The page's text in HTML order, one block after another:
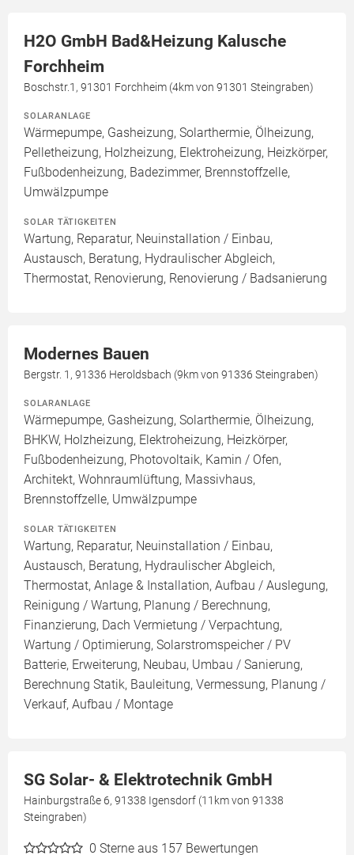
H2O GmbH Bad&Heizung Kalusche
Forchheim
Boschstr.1, 91301 Forchheim (4km von 91301 Steingraben)
SOLARANLAGE
Wärmepumpe, Gasheizung, Solarthermie, Ölheizung,
Pelletheizung, Holzheizung, Elektroheizung, Heizkörper,
Fußbodenheizung, Badezimmer, Brennstoffzelle,
Umwälzpumpe
SOLAR TÄTIGKEITEN
Wartung, Reparatur, Neuinstallation / Einbau,
Austausch, Beratung, Hydraulischer Abgleich,
Thermostat, Renovierung, Renovierung / Badsanierung
Modernes Bauen
Bergstr. 1, 91336 Heroldsbach (9km von 91336 Steingraben)
SOLARANLAGE
Wärmepumpe, Gasheizung, Solarthermie, Ölheizung,
BHKW, Holzheizung, Elektroheizung, Heizkörper,
Fußbodenheizung, Photovoltaik, Kamin / Ofen,
Architekt, Wohnraumlüftung, Massivhaus,
Brennstoffzelle, Umwälzpumpe
SOLAR TÄTIGKEITEN
Wartung, Reparatur, Neuinstallation / Einbau,
Austausch, Beratung, Hydraulischer Abgleich,
Thermostat, Anlage & Installation, Aufbau / Auslegung,
Reinigung / Wartung, Planung / Berechnung,
Finanzierung, Dach Vermietung / Verpachtung,
Wartung / Optimierung, Solarstromspeicher / PV
Batterie, Erweiterung, Neubau, Umbau / Sanierung,
Berechnung Statik, Bauleitung, Vermessung, Planung /
Verkauf, Aufbau / Montage
SG Solar- & Elektrotechnik GmbH
Hainburgstraße 6, 91338 Igensdorf (11km von 91338
Steingraben)
0 Sterne aus 157 Bewertungen